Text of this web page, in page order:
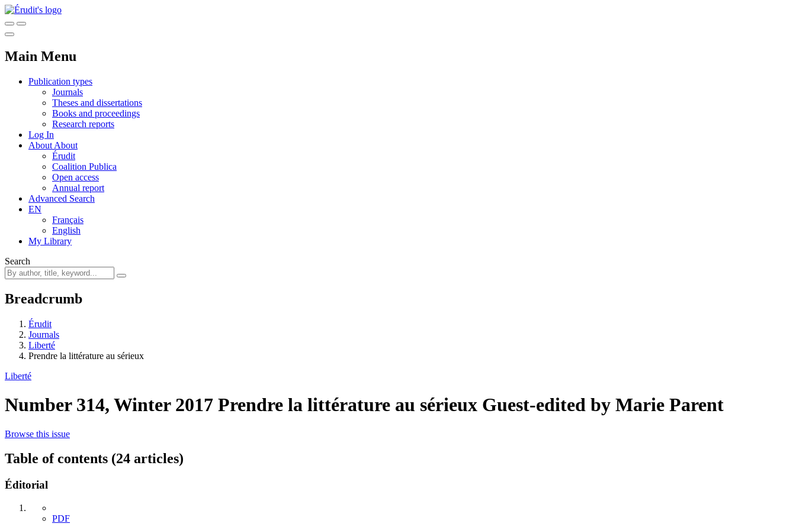
Main Menu
Publication types
Journals
Theses and dissertations
Books and proceedings
Research reports
Log In
About About
Érudit
Coalition Publica
Open access
Annual report
Advanced Search
EN
Français
English
My Library
Search
Breadcrumb
Érudit
Journals
Liberté
Prendre la littérature au sérieux
Liberté
Number 314, Winter 2017 Prendre la littérature au sérieux Guest-edited by Marie Parent
Browse this issue
Table of contents (24 articles)
Éditorial
PDF